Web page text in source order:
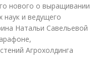
нового о выращивании
наук и ведущего
Натальи Савельевой
Агрохолдинга